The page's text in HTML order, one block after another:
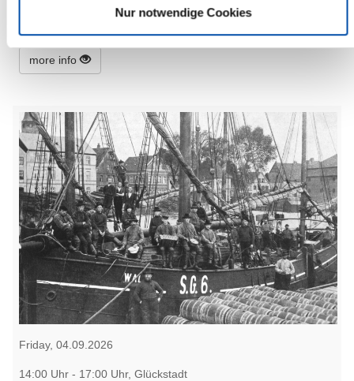
Nur notwendige Cookies
(AG Horster Ortsarchiv in der VHS Horst)
Horst (Holstein)
more info
Friday, 04.09.2026
14:00 Uhr - 17:00 Uhr, Glückstadt